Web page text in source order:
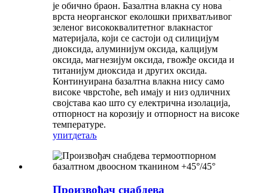
је обично браон. Базалтна влакна су нова
врста неорганског еколошки прихватљивог
зеленог висококвалитетног влакнастог
материјала, који се састоји од силицијум
диоксида, алуминијум оксида, калцијум
оксида, магнезијум оксида, гвожђе оксида и
титанијум диоксида и других оксида.
Континуирана базалтна влакна нису само
високе чврстоће, већ имају и низ одличних
својстава као што су електрична изолација,
отпорност на корозију и отпорност на високе
температуре.
упитдетаљ
Произвођач снабдева